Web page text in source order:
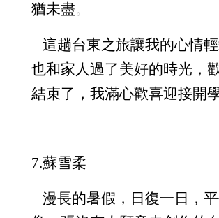
猶未盡。
這趟台東之旅讓我的心情輕
也和家人過了美好的時光，
結束了，我滿心歡喜迎接開
7.蘇雪柔
漫長的暑假，日復一日，